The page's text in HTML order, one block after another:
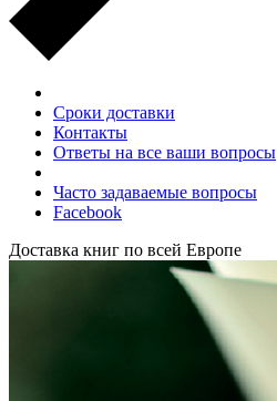
Сроки доставки
Контакты
Ответы на все ваши вопросы
Часто задаваемые вопросы
Facebook
Доставка книг по всей Европе